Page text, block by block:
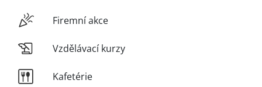
Firemní akce
Vzdělávací kurzy
Kafetérie